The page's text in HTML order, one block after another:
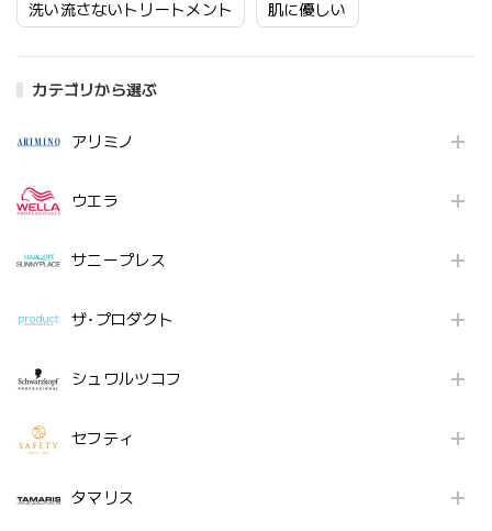
洗い流さないトリートメント 肌に優しい
カテゴリから選ぶ
アリミノ
ウエラ
サニープレス
ザ･プロダクト
シュワルツコフ
セフティ
タマリス